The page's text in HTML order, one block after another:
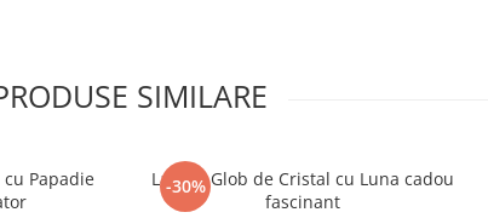
SIMILARE
Papadie
-30%
Lampa Glob de Cristal cu Luna cadou
fascinant